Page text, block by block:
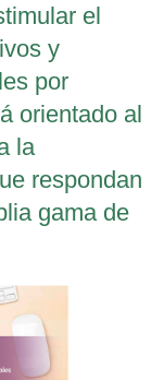
el
y
por
orientado al
la
respondan
gama de